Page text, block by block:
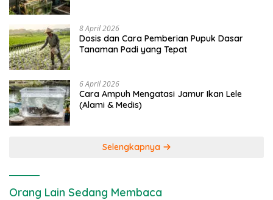
8 April 2026
Dosis dan Cara Pemberian Pupuk Dasar
Tanaman Padi yang Tepat
6 April 2026
Cara Ampuh Mengatasi Jamur Ikan Lele
(Alami & Medis)
Selengkapnya
Orang Lain Sedang Membaca